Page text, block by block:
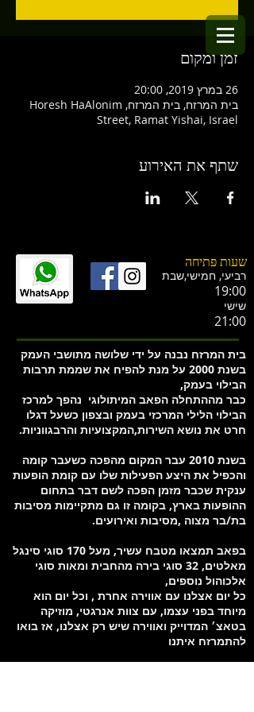
זמן ומקום
26 במרץ 2019, 20:00
בית המרזח, בית המרזח, Horesh HaAlonim
Street, Ramat Yishai, Israel
שתף את האירוע
שעות פתיחה
רביעי, חמישי,שבת
19:00
שישי
21:00
בית המרזח נבנה על ידי שלושה מתושבי העמק
בשנת 2000 על מנת להפיח את שממת תרבות
הבילוי בעמק,
כבר מההתחלה הפאב המיתולוגי נהפך למרכז
הבילוי הלילי המרכזי בעמק ובצפון כשעל דגלו
חרט את נושא השירות,המקצועיות והרבגווניות.
בשנת 2010 עבר המקום מהפכה כשעבר קומה
והכפיל את היצע הפעילות שלו עם קומת הופעות
ענקית שכבר מזמן הפכה לשם דבר בתחום
ההופעות בארץ, בקומה זו גם מתקיימות מסיבות
בת/בר מצוה ,מסיבות ואירועים.
בפאב תמצאו מטבח עשיר, מעל 170 סוגי סינגל
מאלטים, 32 סוגי בירה מהחבית ומאות סוגי
אלכוהול נוספים,
כל יום אצלנו עם אווירה אחרת , וכל יום הוא
מיוחד בפני עצמו, עם צוות אנרגטי, מוזיקה
בטאצ׳ המדוייק ואווירה שיש רק אצלנו, אז בואו
להתמרזח איתנו